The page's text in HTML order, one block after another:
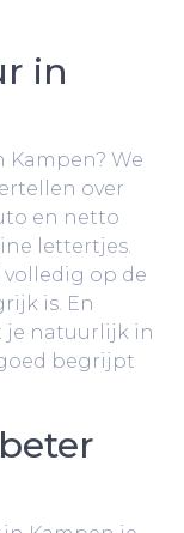
in
Kampen? We
over
en netto
lettertjes.
volledig op de
is. En
je natuurlijk in
begrijpt